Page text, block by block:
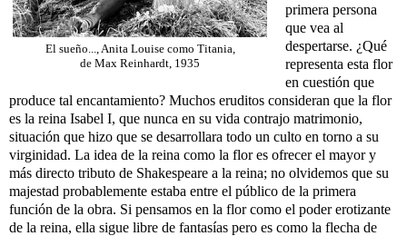
El sueño..., Anita Louise como Titania,
de Max Reinhardt, 1935
primera persona
que vea al
despertarse. ¿Qué
representa esta flor
en cuestión que
produce tal encantamiento? Muchos eruditos consideran que la flor
es la reina Isabel I, que nunca en su vida contrajo matrimonio,
situación que hizo que se desarrollara todo un culto en torno a su
virginidad. La idea de la reina como la flor es ofrecer el mayor y
más directo tributo de Shakespeare a la reina; no olvidemos que su
majestad probablemente estaba entre el público de la primera
función de la obra. Si pensamos en la flor como el poder erotizante
de la reina, ella sigue libre de fantasías pero es como la flecha de